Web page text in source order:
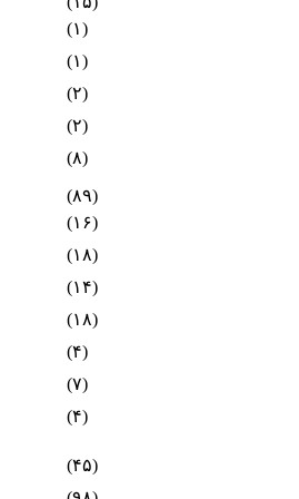
(۱)
(۱)
(۲)
(۲)
(۸)
(۸۹)
(۱۶)
(۱۸)
(۱۴)
(۱۸)
(۴)
(۷)
(۴)
(۴۵)